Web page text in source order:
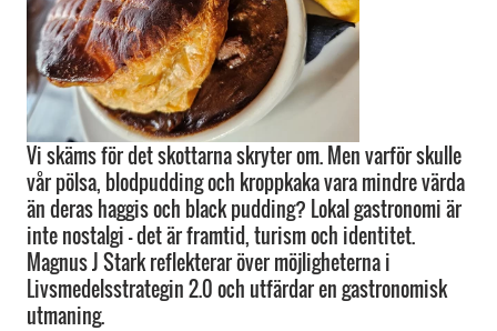
Vi skäms för det skottarna skryter om. Men varför skulle
vår pölsa, blodpudding och kroppkaka vara mindre värda
än deras haggis och black pudding? Lokal gastronomi är
inte nostalgi – det är framtid, turism och identitet.
Magnus J Stark reflekterar över möjligheterna i
Livsmedelsstrategin 2.0 och utfärdar en gastronomisk
utmaning.